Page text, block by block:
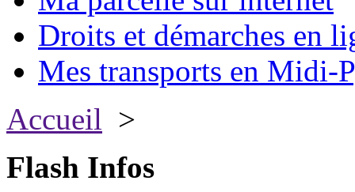
Droits et démarches en
Mes transports en Midi-
Accueil >
Flash Infos